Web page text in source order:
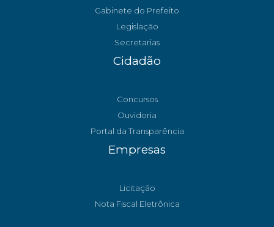
Gabinete do Prefeito
Legislação
Secretarias
Cidadão
Concursos
Ouvidoria
Portal da Transparência
Empresas
Licitação
Nota Fiscal Eletrônica